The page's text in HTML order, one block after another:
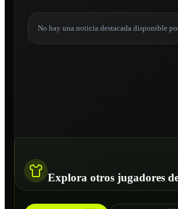
No hay una noticia destacada disponible
Explora otros jugadores